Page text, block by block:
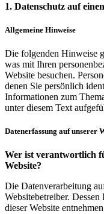
1. Datenschutz auf
Allgemeine Hinweise
Die folgenden Hinweise
was mit Ihren
Website besuchen.
denen Sie persönlich
Informationen zum
unter diesem Text
Datenerfassung auf unserer
Wer ist verantwortlich
Website?
Die Datenverarbeitung
Websitebetreiber.
dieser Website